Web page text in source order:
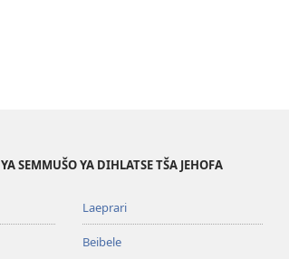
SEMMUŠO YA DIHLATSE TŠA JEHOFA
Laeprari
Beibele